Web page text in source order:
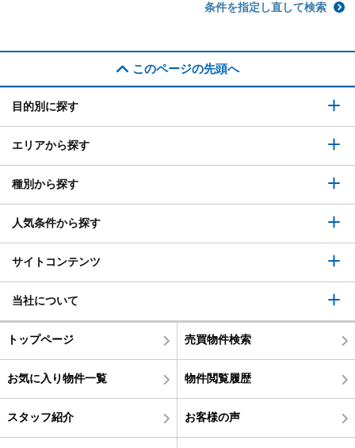
条件を指定し直して検索
このページの先頭へ
目的別に探す
エリアから探す
種別から探す
人気条件から探す
サイトコンテンツ
当社について
トップページ 売買物件検索
お気に入り物件一覧 物件閲覧履歴
スタッフ紹介 お客様の声